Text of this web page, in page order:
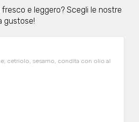
e leggero? Scegli le nostre
gustose!
cetriolo, sesamo, condita con olio al